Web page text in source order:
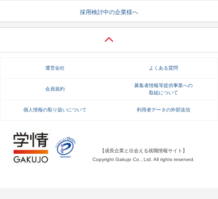
就活ノウハウが満載！ お役立ち記事・相談室など
就活ニュースペーパー よくある質問
不明点があればこちら
採用検討中の企業様へ
運営会社 よくある質問
会員規約
募集者情報等提供事業への
取組について
個人情報の取り扱いについて 利用者データの外部送信
【成長企業と出会える就職情報サイト】
Copyright Gakujo Co., Ltd. All rights reserved.